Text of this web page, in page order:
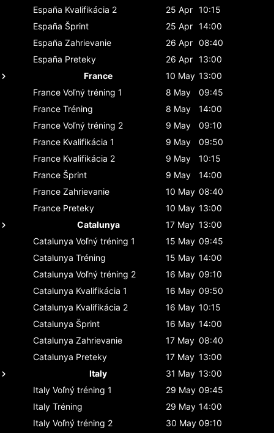
España Kvalifikácia 2 25 Apr 10:15
España Šprint 25 Apr 14:00
España Zahrievanie 26 Apr 08:40
España Preteky 26 Apr 13:00
France
10 May 13:00
France Voľný tréning 1 8 May
09:45
France Tréning 8 May
14:00
France Voľný tréning 2 9 May
09:10
France Kvalifikácia 1 9 May
09:50
France Kvalifikácia 2 9 May
10:15
France Šprint 9 May
14:00
France Zahrievanie 10 May 08:40
France Preteky 10 May 13:00
Catalunya
17 May 13:00
Catalunya Voľný tréning 1 15 May 09:45
Catalunya Tréning 15 May 14:00
Catalunya Voľný tréning 2 16 May 09:10
Catalunya Kvalifikácia 1 16 May 09:50
Catalunya Kvalifikácia 2 16 May 10:15
Catalunya Šprint 16 May 14:00
Catalunya Zahrievanie 17 May 08:40
Catalunya Preteky 17 May 13:00
Italy
31 May 13:00
Italy Voľný tréning 1 29 May 09:45
Italy Tréning 29 May 14:00
Italy Voľný tréning 2 30 May 09:10